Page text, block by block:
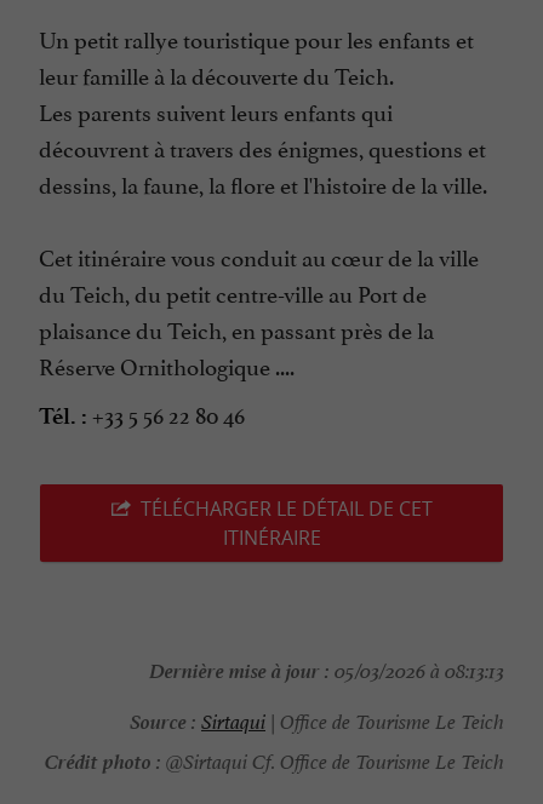
Un petit rallye touristique pour les enfants et
leur famille à la découverte du Teich.
Les parents suivent leurs enfants qui
découvrent à travers des énigmes, questions et
dessins, la faune, la flore et l'histoire de la ville.
Cet itinéraire vous conduit au cœur de la ville
du Teich, du petit centre-ville au Port de
plaisance du Teich, en passant près de la
Réserve Ornithologique ....
Tél. : +33 5 56 22 80 46
TÉLÉCHARGER LE DÉTAIL DE CET
ITINÉRAIRE
Dernière mise à jour : 05/03/2026 à 08:13:13
Source : Sirtaqui | Office de Tourisme Le Teich
Crédit photo : @Sirtaqui Cf. Office de Tourisme Le Teich